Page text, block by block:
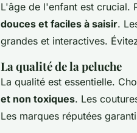
L'âge de l'enfant est crucial.
douces et faciles à saisir.
grandes et interactives.
La qualité de la peluche
La qualité est essentielle.
et non toxiques. Les
Les marques réputées